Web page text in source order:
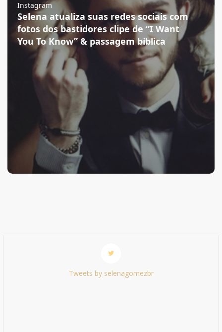
Instagram
Selena atualiza suas redes sociais com
fotos dos bastidores clipe de “I Want
You To Know” & passagem bíblica
Tweets by selenagomezbr